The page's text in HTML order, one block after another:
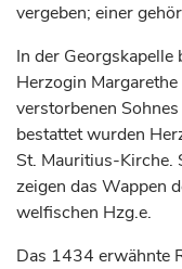
vergeben; einer
In der
Herzogin
verstorbenen
bestattet wurden
St. Mauritius-Kirche.
zeigen das Wappen
welfischen Hzg.e.
Das 1434 erwähnte